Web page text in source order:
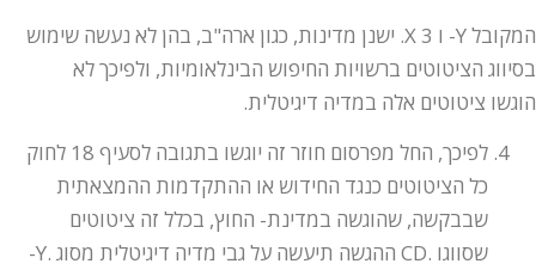
המקובל Y- ו X 3. ישנן מדינות, כגון ארה"ב, בהן לא נעשה שימוש
בסיווג הציטוטים ברשויות החיפוש הבינלאומיות, ולפיכך לא
הוגשו ציטוטים אלה במדיה דיגיטלית.
לפיכך, החל מפרסום חוזר זה יוגשו בתגובה לסעיף 18 לחוק
כל הציטוטים כנגד החידוש או ההתקדמות ההמצאתית
שבבקשה, שהוגשה במדינת- החוץ, בכלל זה ציטוטים
שסווגו .CD ההגשה תיעשה על גבי מדיה דיגיטלית מסוג .Y-